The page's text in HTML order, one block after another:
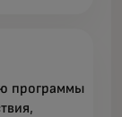
программы